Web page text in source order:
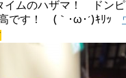
イムのハザマ！ ドン
です！ (｀･ω･´)ｷﾘｯ